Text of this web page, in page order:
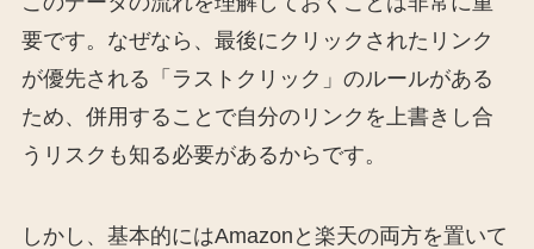
要です。なぜなら、最後にクリックされたリンク
が優先される「ラストクリック」のルールがある
ため、併用することで自分のリンクを上書きし合
うリスクも知る必要があるからです。
しかし、基本的にはAmazonと楽天の両方を置いて